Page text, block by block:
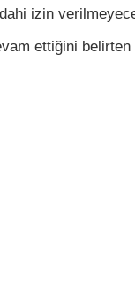
izin
ettiğini